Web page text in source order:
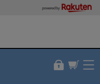
powered by